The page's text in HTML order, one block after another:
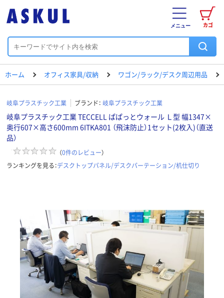
カゴ
メニュー
ホーム オフィス家具/収納 ワゴン/ラック/デスク周辺用品
岐阜プラスチック工業 ブランド： 岐阜プラスチック工業
岐阜プラスチック工業 TECCELL ぱぱっとウォール Ｌ型 幅1347×
奥行607×高さ600mm 6ITKA801 （飛沫防止）1セット(2枚入)（直送
品）
（0件のレビュー）
ランキングを見る：デスクトップパネル/デスクパーテーション/机仕切り